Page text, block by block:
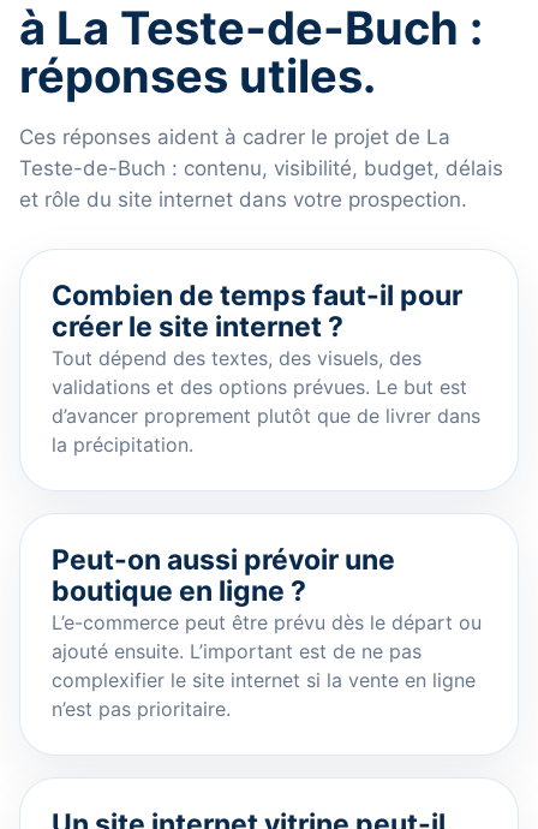
à La Teste-de-Buch :
réponses utiles.
Ces réponses aident à cadrer le projet de La
Teste-de-Buch : contenu, visibilité, budget, délais
et rôle du site internet dans votre prospection.
Combien de temps faut-il pour
créer le site internet ?
Tout dépend des textes, des visuels, des
validations et des options prévues. Le but est
d’avancer proprement plutôt que de livrer dans
la précipitation.
Peut-on aussi prévoir une
boutique en ligne ?
L’e-commerce peut être prévu dès le départ ou
ajouté ensuite. L’important est de ne pas
complexifier le site internet si la vente en ligne
n’est pas prioritaire.